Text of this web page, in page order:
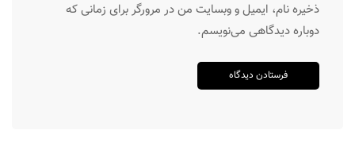
ذخیره نام، ایمیل و وبسایت من در مرورگر برای زمانی که
دوباره دیدگاهی می‌نویسم.